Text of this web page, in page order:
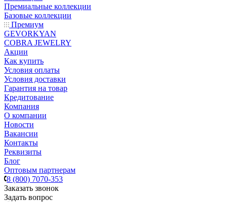
Премиальные коллекции
Базовые коллекции
Премиум
GEVORKYAN
COBRA JEWELRY
Акции
Как купить
Условия оплаты
Условия доставки
Гарантия на товар
Кредитование
Компания
О компании
Новости
Вакансии
Контакты
Реквизиты
Блог
Оптовым партнерам
8 (800) 7070-353
Заказать звонок
Задать вопрос